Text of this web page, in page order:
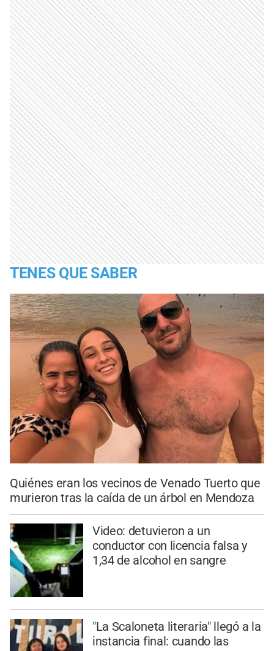
TENES QUE SABER
Quiénes eran los vecinos de Venado Tuerto que
murieron tras la caída de un árbol en Mendoza
Video: detuvieron a un
conductor con licencia falsa y
1,34 de alcohol en sangre
"La Scaloneta literaria" llegó a la
instancia final: cuando las